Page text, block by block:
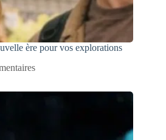
ère pour vos explorations